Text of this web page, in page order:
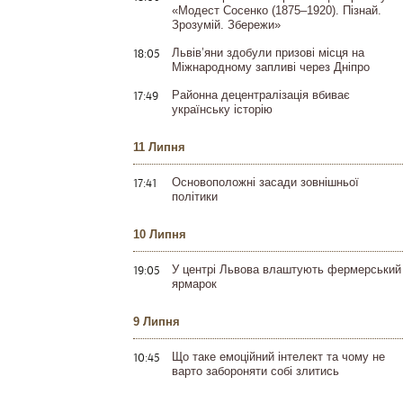
«Модест Сосенко (1875–1920). Пізнай.
Зрозумій. Збережи»
18:05
Львів’яни здобули призові місця на
Міжнародному запливі через Дніпро
17:49
Районна децентралізація вбиває
українську історію
11 Липня
17:41
Основоположні засади зовнішньої
політики
10 Липня
19:05
У центрі Львова влаштують фермерський
ярмарок
9 Липня
10:45
Що таке емоційний інтелект та чому не
варто забороняти собі злитись